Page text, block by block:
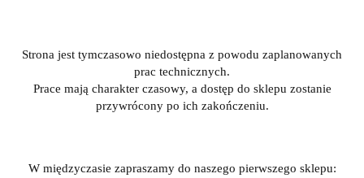
Strona jest tymczasowo niedostępna z powodu zaplanowanych
prac technicznych.
Prace mają charakter czasowy, a dostęp do sklepu zostanie
przywrócony po ich zakończeniu.
W międzyczasie zapraszamy do naszego pierwszego sklepu: